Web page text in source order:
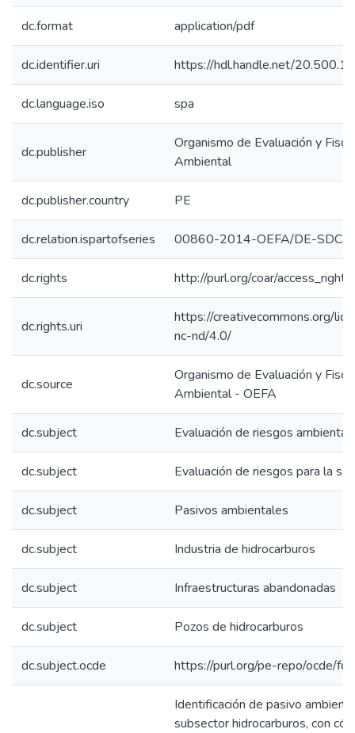
dc.format application/pdf
dc.identifier.uri https://hdl.handle.net/
dc.language.iso spa
dc.publisher
Organismo de Evaluación y
Ambiental
dc.publisher.country PE
dc.relation.ispartofseries 00860-2014-OEFA/DE-SDCA
dc.rights http://purl.org/coar/access_right/
dc.rights.uri
https://creativecommons.org/
nc-nd/4.0/
dc.source
Organismo de Evaluación y
Ambiental - OEFA
dc.subject Evaluación de riesgos
dc.subject Evaluación de riesgos para la
dc.subject Pasivos ambientales
dc.subject Industria de hidrocarburos
dc.subject Infraestructuras abandonadas
dc.subject Pozos de hidrocarburos
dc.subject.ocde https://purl.org/pe-repo/ocde/
Identificación de pasivo
subsector hidrocarburos, con